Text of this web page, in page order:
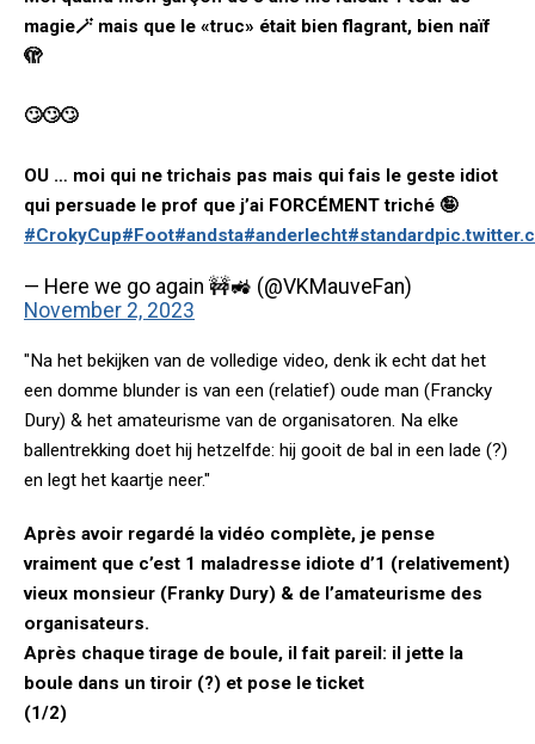
magie🪄 mais que le «truc» était bien flagrant, bien naïf
🫣
🙄🙄🙄
OU … moi qui ne trichais pas mais qui fais le geste idiot
qui persuade le prof que j’ai FORCÉMENT triché 🤪
#CrokyCup#Foot#andsta#anderlecht#standard
— Here we go again 🚧🚜 (@VKMauveFan)
November 2, 2023
"Na het bekijken van de volledige video, denk ik echt dat het
een domme blunder is van een (relatief) oude man (Francky
Dury) & het amateurisme van de organisatoren. Na elke
ballentrekking doet hij hetzelfde: hij gooit de bal in een lade (?)
en legt het kaartje neer."
Après avoir regardé la vidéo complète, je pense
vraiment que c’est 1 maladresse idiote d’1 (relativement)
vieux monsieur (Franky Dury) & de l’amateurisme des
organisateurs.
Après chaque tirage de boule, il fait pareil: il jette la
boule dans un tiroir (?) et pose le ticket
(1/2)